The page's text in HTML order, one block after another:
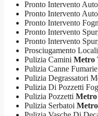
Pronto Intervento
Pronto Intervento
Pronto Intervento
Pronto Intervento
Pronto Intervento
Prosciugamento
Pulizia Camini Metro
Pulizia Canne Fumarie
Pulizia Degrassatori
Pulizia Di Pozzetti
Pulizia Pozzetti
Pulizia Serbatoi